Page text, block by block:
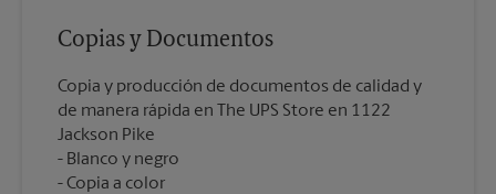
Copias y Documentos
Copia y producción de documentos de calidad y
de manera rápida en The UPS Store en 1122
Jackson Pike
Blanco y negro
Copia a color